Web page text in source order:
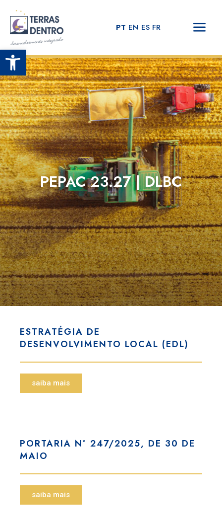
Open toolbar
PT EN ES FR
PEPAC 23.27 | DLBC
ESTRATÉGIA DE
DESENVOLVIMENTO LOCAL (EDL)
saiba mais
PORTARIA Nº 247/2025, DE 30 DE
MAIO
saiba mais